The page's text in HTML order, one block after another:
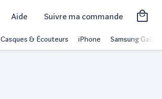
Aide Suivre ma commande
Casques & Écouteurs iPhone Samsung Galaxy